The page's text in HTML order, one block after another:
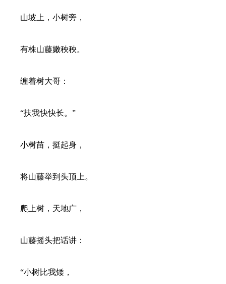
山坡上，小树旁，
有株山藤嫩秧秧。
缠着树大哥：
“扶我快快长。”
小树苗，挺起身，
将山藤举到头顶上。
爬上树，天地广，
山藤摇头把话讲：
“小树比我矮，